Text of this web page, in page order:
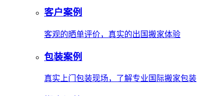
客户案例
客观的晒单评价，真实的出国搬家体验
包装案例
真实上门包装现场，了解专业国际搬家包装